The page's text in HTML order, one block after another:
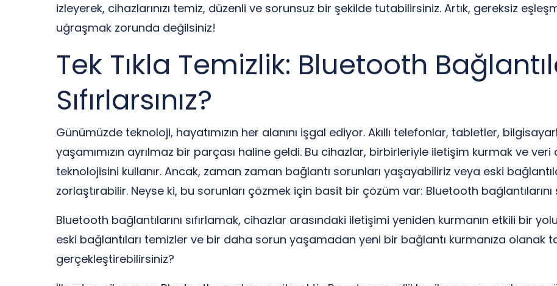
izleyerek, cihazlarınızı temiz, düzenli ve sorunsuz bir şekilde tutabilirsiniz. Artık, gereksiz
uğraşmak zorunda değilsiniz!
Tek Tıkla Temizlik: Bluetooth
Sıfırlarsınız?
Günümüzde teknoloji, hayatımızın her alanını işgal ediyor. Akıllı telefonlar, tabletler,
yaşamımızın ayrılmaz bir parçası haline geldi. Bu cihazlar, birbirleriyle iletişim kurmak ve
teknolojisini kullanır. Ancak, zaman zaman bağlantı sorunları yaşayabiliriz veya eski
zorlaştırabilir. Neyse ki, bu sorunları çözmek için basit bir çözüm var: Bluetooth bağlantılarını
Bluetooth bağlantılarını sıfırlamak, cihazlar arasındaki iletişimi yeniden kurmanın etkili bir
eski bağlantıları temizler ve bir daha sorun yaşamadan yeni bir bağlantı kurmanıza olanak
gerçekleştirebilirsiniz?